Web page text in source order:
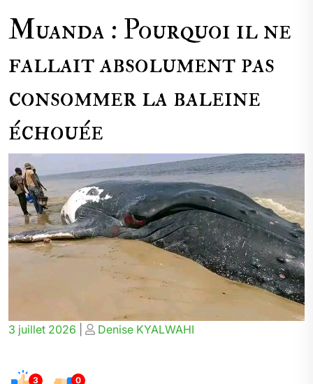
Muanda : Pourquoi il ne
fallait absolument pas
consommer la baleine
échouée
Posted
3 juillet 2026
Posted
Denise KYALWAHI
3 0